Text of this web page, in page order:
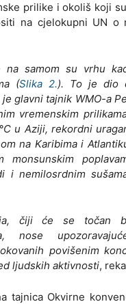
prilike i okoliš koji
na cjelokupni UN o
na samom su vrhu
(Slika 2.). To je dio
glavni tajnik WMO-a
vremenskim
u Aziji, rekordni
na Karibima i
monsunskim
i nemilosrdnim
čiji će se točan
nose
povišenim
ljudskih aktivnosti,
tajnica Okvirne